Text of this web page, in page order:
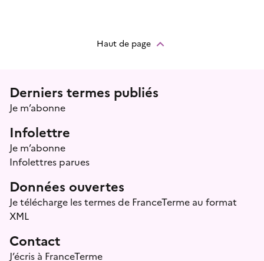
Haut de page
Menu prefooter
Derniers termes publiés
Je m’abonne
Infolettre
Je m’abonne
Infolettres parues
Données ouvertes
Je télécharge les termes de FranceTerme au format
XML
Contact
J’écris à FranceTerme